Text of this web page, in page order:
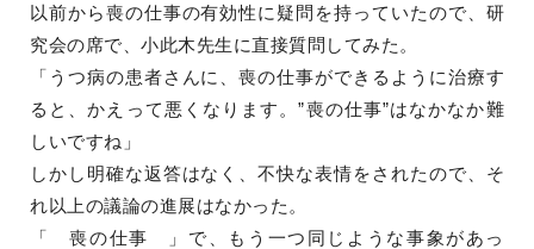
以前から喪の仕事の有効性に疑問を持っていたので、研
究会の席で、小此木先生に直接質問してみた。
「うつ病の患者さんに、喪の仕事ができるように治療す
ると、かえって悪くなります。”喪の仕事”はなかなか難
しいですね」
しかし明確な返答はなく、不快な表情をされたので、そ
れ以上の議論の進展はなかった。
「 喪の仕事 」で、もう一つ同じような事象があっ